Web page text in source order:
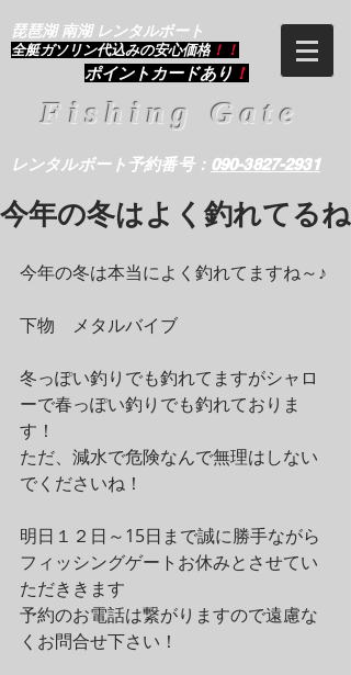
琵琶湖 南湖 レンタルボート
​全艇ガソリン代込みの安心価格 ！！
ポイントカードあり ！
Fishing Gate
レンタルボート予約番号： 090-3827-2931
今年の冬はよく釣れてるね
今年の冬は本当によく釣れてますね～♪
下物　メタルバイブ
冬っぽい釣りでも釣れてますがシャロ
ーで春っぽい釣りでも釣れておりま
す！
ただ、減水で危険なんで無理はしない
でくださいね！
明日１２日～15日まで誠に勝手ながら
フィッシングゲートお休みとさせてい
ただききます
予約のお電話は繋がりますので遠慮な
くお問合せ下さい！